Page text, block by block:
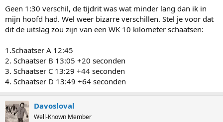
Geen 1:30 verschil, de tijdrit was wat minder lang dan ik in
mijn hoofd had. Wel weer bizarre verschillen. Stel je voor dat
dit de uitslag zou zijn van een WK 10 kilometer schaatsen:
1.Schaatser A 12:45
2. Schaatser B 13:05 +20 seconden
3. Schaatser C 13:29 +44 seconden
4. Schaatser D 13:49 +64 seconden
Davosloval
Well-Known Member